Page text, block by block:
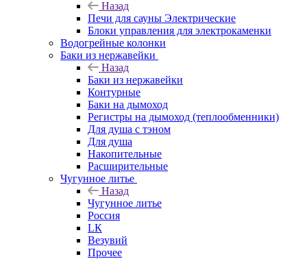
Назад
Печи для сауны Электрические
Блоки управления для электрокаменки
Водогрейные колонки
Баки из нержавейки
Назад
Баки из нержавейки
Контурные
Баки на дымоход
Регистры на дымоход (теплообменники)
Для душа с тэном
Для душа
Накопительные
Расширительные
Чугунное литье
Назад
Чугунное литье
Россия
LК
Везувий
Прочее